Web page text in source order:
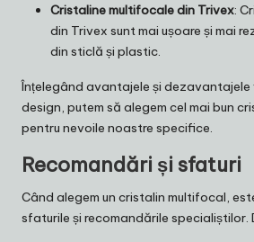
Cristaline multifocale din Trivex:
din Trivex sunt mai ușoare și mai
din sticlă și plastic.
Înțelegând avantajele și dezavantajele
design, putem să alegem cel mai bun
pentru nevoile noastre specifice.
Recomandări și sfaturi
Când alegem un cristalin multifocal,
sfaturile și recomandările specialiștilor.